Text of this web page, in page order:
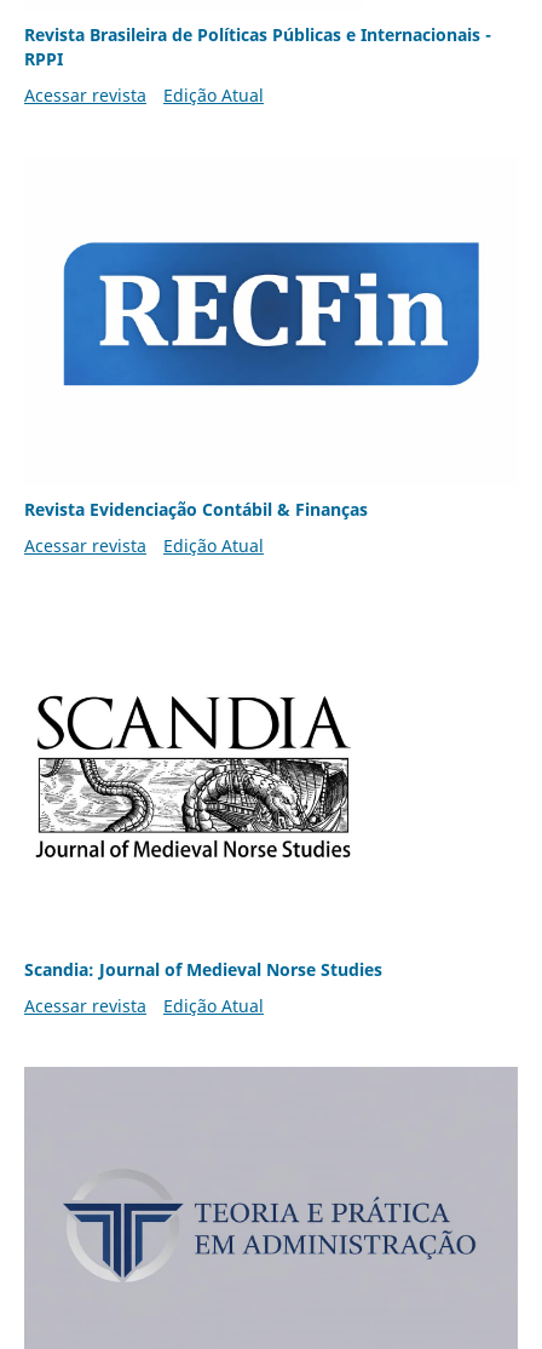
Revista Brasileira de Políticas Públicas e Internacionais -
RPPI
Acessar revista
Edição Atual
Revista Evidenciação Contábil & Finanças
Acessar revista
Edição Atual
Scandia: Journal of Medieval Norse Studies
Acessar revista
Edição Atual